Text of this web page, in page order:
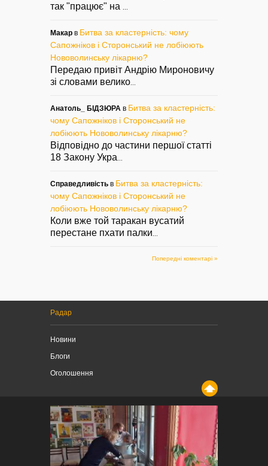
так "працює" на
Макар в Битва за кластерність: чому
Сапожніков і Сторонський не лобіюють
Нововолинську лікарню?
Передаю привіт Андрію Мироновичу
зі словами велико
Анатоль_ БІДЗЮРА в Битва за кластерність:
чому Сапожніков і Сторонський не
лобіюють Нововолинську лікарню?
Відповідно до частини першої статті
18 Закону Укра
Справедливість в Битва за кластерність:
чому Сапожніков і Сторонський не
лобіюють Нововолинську лікарню?
Коли вже той таракан вусатий
перестане пхати палки
Попередні коментарі »
Радар
Новини
Блоги
Оголошення